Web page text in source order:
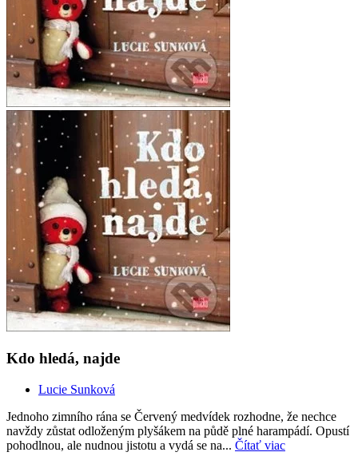
Kdo hledá, najde
Lucie Sunková
Jednoho zimního rána se Červený medvídek rozhodne, že nechce
navždy zůstat odloženým plyšákem na půdě plné harampádí. Opustí
pohodlnou, ale nudnou jistotu a vydá se na... Čítať viac